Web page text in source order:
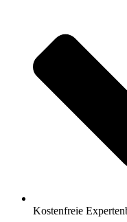
Kostenfreie